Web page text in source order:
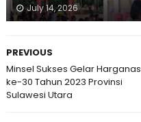
July 14, 2026
PREVIOUS
Minsel Sukses Gelar Harganas
ke-30 Tahun 2023 Provinsi
Sulawesi Utara